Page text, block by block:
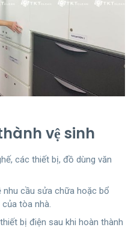
vệ sinh
các thiết bị, đồ dùng văn
cầu sửa chữa hoặc bổ
tòa nhà.
bị điện sau khi hoàn thành